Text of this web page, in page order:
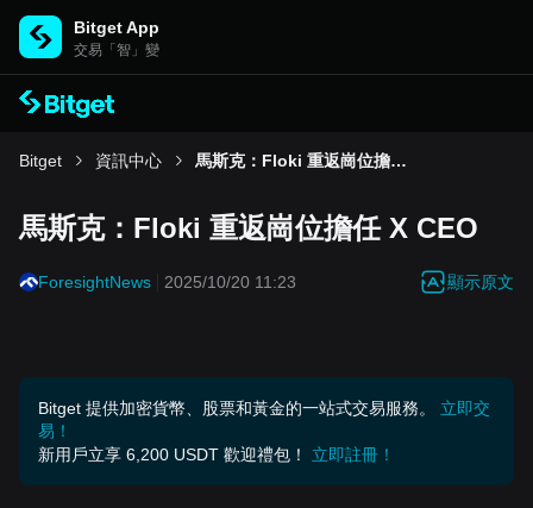
Bitget App
交易「智」變
Bitget 資訊中心 馬斯克：Floki 重返崗位擔任 X CEO
馬斯克：Floki 重返崗位擔任 X CEO
ForesightNews 2025/10/20 11:23 顯示原文
Bitget 提供加密貨幣、股票和黃金的一站式交易服務。
立即交
易！
新用戶立享 6,200 USDT 歡迎禮包！
立即註冊！